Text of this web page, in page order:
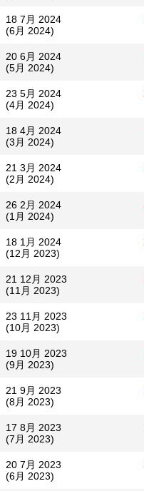
18 7月 2024
(6月 2024)
20 6月 2024
(5月 2024)
23 5月 2024
(4月 2024)
18 4月 2024
(3月 2024)
21 3月 2024
(2月 2024)
26 2月 2024
(1月 2024)
18 1月 2024
(12月 2023)
21 12月 2023
(11月 2023)
23 11月 2023
(10月 2023)
19 10月 2023
(9月 2023)
21 9月 2023
(8月 2023)
17 8月 2023
(7月 2023)
20 7月 2023
(6月 2023)